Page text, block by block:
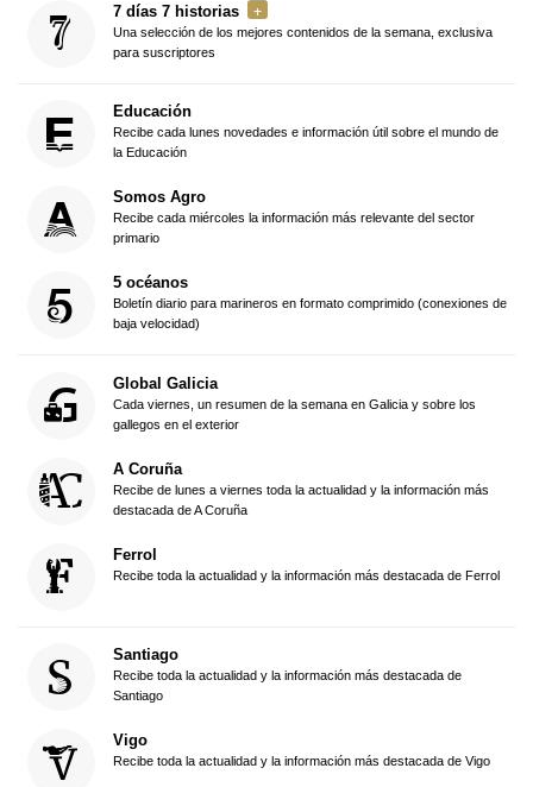
7 días 7 historias
Una selección de los mejores contenidos de la semana, exclusiva
para suscriptores
Educación
Recibe cada lunes novedades e información útil sobre el mundo de
la Educación
Somos Agro
Recibe cada miércoles la información más relevante del sector
primario
5 océanos
Boletín diario para marineros en formato comprimido (conexiones de
baja velocidad)
Global Galicia
Cada viernes, un resumen de la semana en Galicia y sobre los
gallegos en el exterior
A Coruña
Recibe de lunes a viernes toda la actualidad y la información más
destacada de A Coruña
Ferrol
Recibe toda la actualidad y la información más destacada de Ferrol
Santiago
Recibe toda la actualidad y la información más destacada de
Santiago
Vigo
Recibe toda la actualidad y la información más destacada de Vigo